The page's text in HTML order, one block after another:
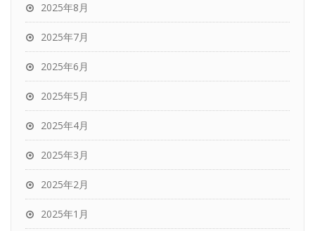
2025年8月
2025年7月
2025年6月
2025年5月
2025年4月
2025年3月
2025年2月
2025年1月